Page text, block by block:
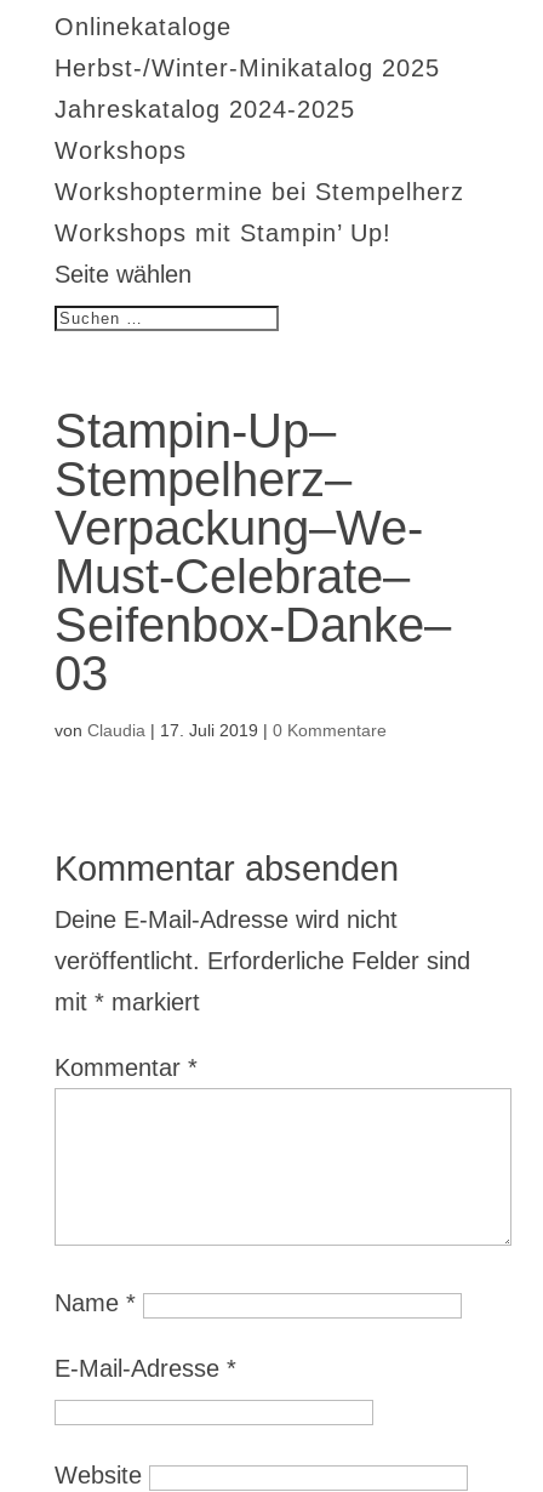
Onlinekataloge
Herbst-/Winter-Minikatalog 2025
Jahreskatalog 2024-2025
Workshops
Workshoptermine bei Stempelherz
Workshops mit Stampin’ Up!
Seite wählen
Stampin-Up–
Stempelherz–
Verpackung–We-
Must-Celebrate–
Seifenbox-Danke–
03
von Claudia | 17. Juli 2019 | 0 Kommentare
Kommentar absenden
Deine E-Mail-Adresse wird nicht
veröffentlicht. Erforderliche Felder sind
mit *markiert
Kommentar *
Name *
E-Mail-Adresse *
Website